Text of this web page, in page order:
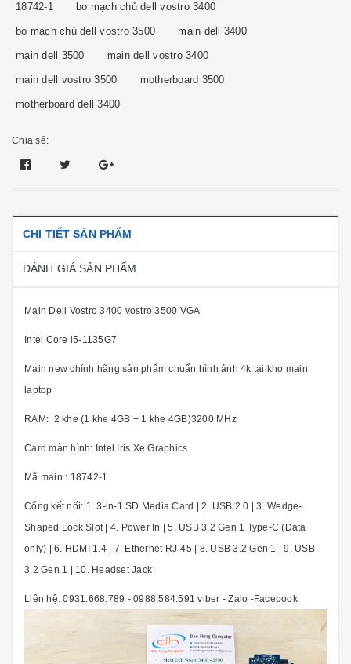
18742-1 bo mạch chủ dell vostro 3400
bo mạch chủ dell vostro 3500 main dell 3400
main dell 3500 main dell vostro 3400
main dell vostro 3500 motherboard 3500
motherboard dell 3400
Chia sẻ:
CHI TIẾT SẢN PHẨM
ĐÁNH GIÁ SẢN PHẨM
Main Dell Vostro 3400 vostro 3500 VGA
Intel Core i5-1135G7
Main new chính hãng sản phẩm chuẩn hình ảnh 4k tại kho main
laptop
RAM: 2 khe (1 khe 4GB + 1 khe 4GB)3200 MHz
Card màn hình: Intel Iris Xe Graphics
Mã main : 18742-1
Cổng kết nối: 1. 3-in-1 SD Media Card | 2. USB 2.0 | 3. Wedge-
Shaped Lock Slot | 4. Power In | 5. USB 3.2 Gen 1 Type-C (Data
only) | 6. HDMI 1.4 | 7. Ethernet RJ-45 | 8. USB 3.2 Gen 1 | 9. USB
3.2 Gen 1 | 10. Headset Jack
Liên hệ: 0931.668.789 - 0988.584.591 viber - Zalo -Facebook